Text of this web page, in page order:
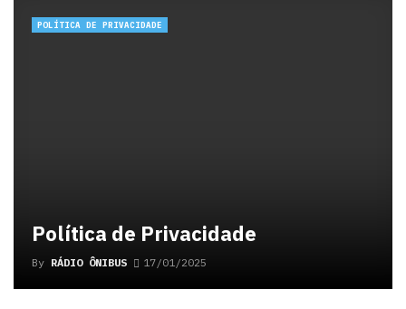
Política de Privacidade
By RÁDIO ÔNIBUS 17/01/2025
POLÍTICA DE PRIVACIDADE